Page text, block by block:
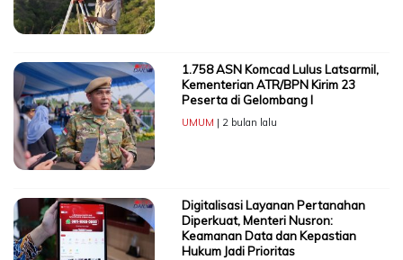
1.758 ASN Komcad Lulus Latsarmil,
Kementerian ATR/BPN Kirim 23
Peserta di Gelombang I
UMUM | 2 bulan lalu
Digitalisasi Layanan Pertanahan
Diperkuat, Menteri Nusron:
Keamanan Data dan Kepastian
Hukum Jadi Prioritas